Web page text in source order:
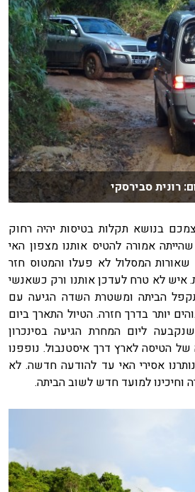
רונית סבירסקי
בנושא תקלות בטיסות יהיה רחוק
אמורה להטיס אותנו מצפון האי
שאורות המסלול לא פעלו והמטוס חזר
איש לא טרח לעדכן אותנו ורק כשאנשי
הביתה ומשטרת השדה הגיעה עם
יותר בדרך חזרה. הטיול התארך ביום
ליום המחרת הגיעה בסינכרון
הטיסה לארץ דרך איסטנבול. נופפנו
אסירי האי עד להודעה חדשה. לא
וחיכינו למועד חדש לשוב הביתה.